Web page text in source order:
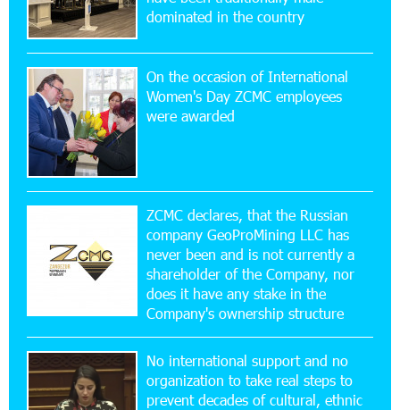
Ucom Supports the Installation of a 15 kW Solar
Power Plant at the Vayk Sports School
20:56:14 22-07-2026
New Financial Skills at the Davidbek Games:
Idram&IDBank
Simple, and Secure
16:29:04 20-07-2026
Ucom Sales and Service Center Reopens at 3/47
Yerevanyan Street in Yeghvard
15:47:47 17-07-2026
Up to 25% idcoin when purchasing Flyone flight
tickets: Idram&IDBank
dominated in the country
On the occasion of International
Women's Day ZCMC employees
were awarded
ZCMC declares, that the Russian
company GeoProMining LLC has
never been and is not currently a
shareholder of the Company, nor
does it have any stake in the
Company's ownership structure
No international support and no
organization to take real steps to
prevent decades of cultural, ethnic